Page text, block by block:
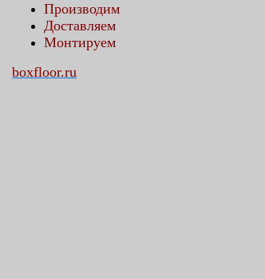
Производим
Доставляем
Монтируем
boxfloor.ru